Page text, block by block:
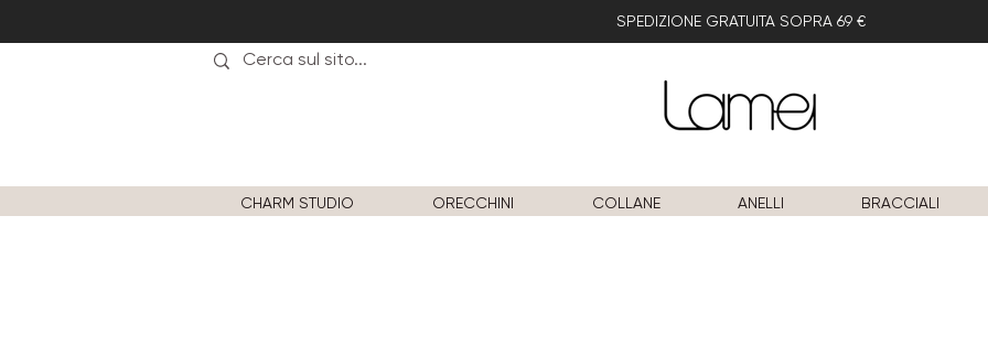
SPEDIZIONE GRATUITA SOPRA 69 €
CHARM STUDIO ORECCHINI COLLANE ANELLI BRACCIALI